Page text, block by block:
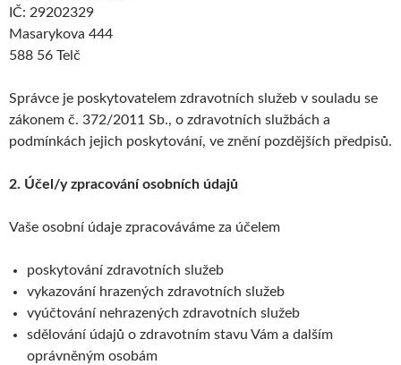
IČ: 29202329
Masarykova 444
588 56 Telč
Správce je poskytovatelem zdravotních služeb v souladu se
zákonem č. 372/2011 Sb., o zdravotních službách a
podmínkách jejich poskytování, ve znění pozdějších předpisů.
2. Účel/y zpracování osobních údajů
Vaše osobní údaje zpracováváme za účelem
poskytování zdravotních služeb
vykazování hrazených zdravotních služeb
vyúčtování nehrazených zdravotních služeb
sdělování údajů o zdravotním stavu Vám a dalším
oprávněným osobám